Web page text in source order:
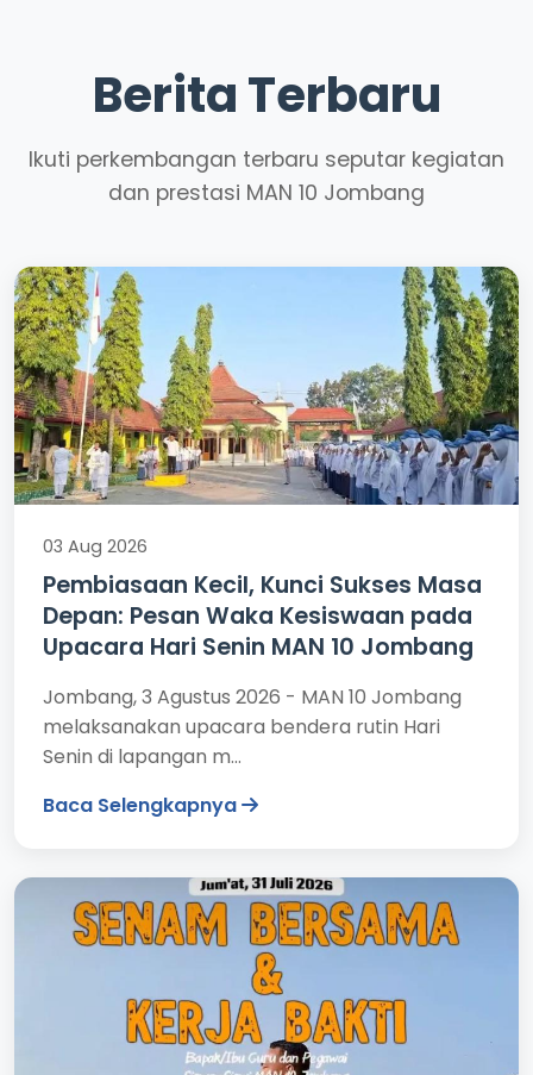
Berita Terbaru
Ikuti perkembangan terbaru seputar kegiatan
dan prestasi MAN 10 Jombang
03 Aug 2026
Pembiasaan Kecil, Kunci Sukses Masa
Depan: Pesan Waka Kesiswaan pada
Upacara Hari Senin MAN 10 Jombang
Jombang, 3 Agustus 2026 - MAN 10 Jombang
melaksanakan upacara bendera rutin Hari
Senin di lapangan m...
Baca Selengkapnya